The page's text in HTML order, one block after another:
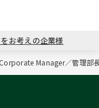
戻る
戻る
戻る
戻る
戻る
お考えの企業様
Corporate Manager／管理部